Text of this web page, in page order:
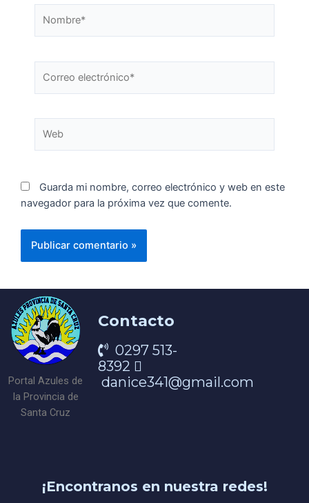
Guarda mi nombre, correo electrónico y web en este
navegador para la próxima vez que comente.
Portal Azules de
la Provincia de
Santa Cruz
Contacto
0297 513-
8392
danice341@gmail.com
¡Encontranos en nuestra redes!